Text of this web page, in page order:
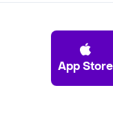
App Store